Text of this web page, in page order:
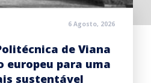
6 Agosto, 2026
de Viana
para uma
sustentável